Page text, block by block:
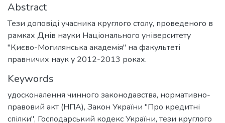
Abstract
Тези доповіді учасника круглого столу, проведеного в
рамках Днів науки Національного університету
"Києво-Могилянська академія" на факультеті
правничих наук у 2012-2013 роках.
Keywords
удосконалення чинного законодавства, нормативно-
правовий акт (НПА), Закон України "Про кредитні
спілки", Господарський кодекс України, тези круглого